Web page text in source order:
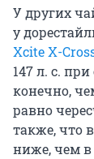
У других
у
Xcite X-
147 л. с.
конечно,
равно
также, что
ниже, чем в